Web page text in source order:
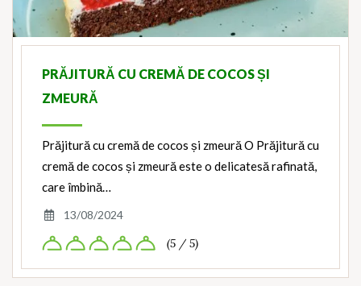
PRĂJITURĂ CU CREMĂ DE COCOS ȘI
ZMEURĂ
Prăjitură cu cremă de cocos și zmeură O Prăjitură cu
cremă de cocos și zmeură este o delicatesă rafinată,
care îmbină…
13/08/2024
(5 / 5)